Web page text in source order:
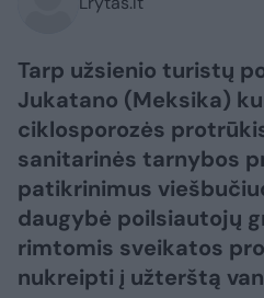
Tarp užsienio turistų
Jukatano (Meksika)
ciklosporozės
sanitarinės tarnybos
patikrinimus
daugybė poilsiautojų
rimtomis sveikatos
nukreipti į užterštą